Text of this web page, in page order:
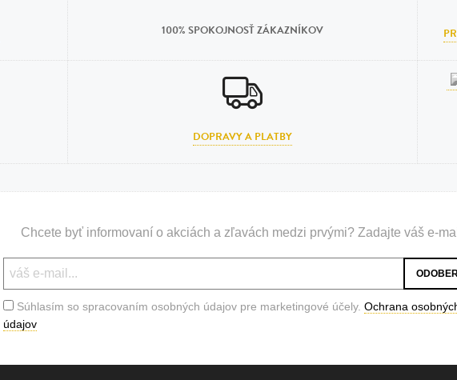
100% SPOKOJNOSŤ ZÁKAZNÍKOV
DOPRAVY A PLATBY
Chcete byť informovaní o akciách a zľavách medzi prvými? Zadajte váš e-
Súhlasím so spracovaním osobných údajov pre marketingové účely. Ochrana
údajov